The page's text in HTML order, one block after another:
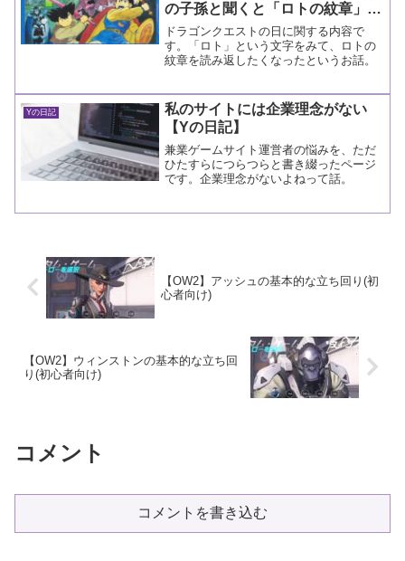
の子孫と聞くと「ロトの紋章」を
読みたくなるね
ドラゴンクエストの日に関する内容で
す。「ロト」という文字をみて、ロトの
紋章を読み返したくなったというお話。
Yの日記
私のサイトには企業理念がない
【Yの日記】
兼業ゲームサイト運営者の悩みを、ただ
ひたすらにつらつらと書き綴ったページ
です。企業理念がないよねって話。
【OW2】アッシュの基本的な立ち回り(初
心者向け)
【OW2】ウィンストンの基本的な立ち回
り(初心者向け)
コメント
コメントを書き込む